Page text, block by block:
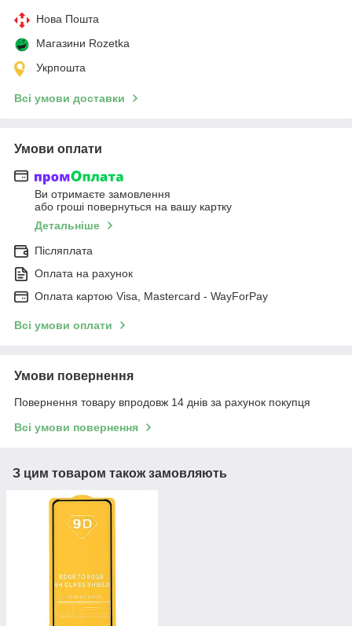
Нова Пошта
Магазини Rozetka
Укрпошта
Всі умови доставки
Умови оплати
Ви отримаєте замовлення
або гроші повернуться на вашу картку
Детальніше
Післяплата
Оплата на рахунок
Оплата картою Visa, Mastercard - WayForPay
Всі умови оплати
Умови повернення
Повернення товару впродовж 14 днів за рахунок покупця
Всі умови повернення
З цим товаром також замовляють